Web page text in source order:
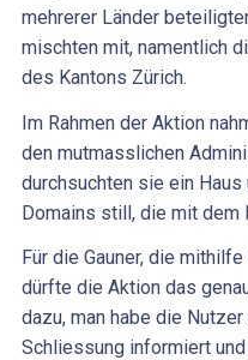
mehrerer Länder
mischten mit, namentlich
des Kantons Zürich.
Im Rahmen der Aktion
den mutmasslichen
durchsuchten sie ein
Domains still, die mit dem
Für die Gauner, die
dürfte die Aktion das
dazu, man habe die
Schliessung informiert